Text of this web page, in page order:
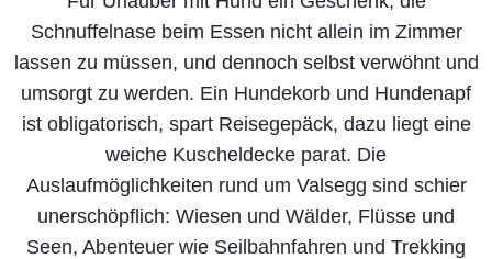
Schnuffelnase beim Essen nicht allein im Zimmer
lassen zu müssen, und dennoch selbst verwöhnt und
umsorgt zu werden. Ein Hundekorb und Hundenapf
ist obligatorisch, spart Reisegepäck, dazu liegt eine
weiche Kuscheldecke parat. Die
Auslaufmöglichkeiten rund um Valsegg sind schier
unerschöpflich: Wiesen und Wälder, Flüsse und
Seen, Abenteuer wie Seilbahnfahren und Trekking